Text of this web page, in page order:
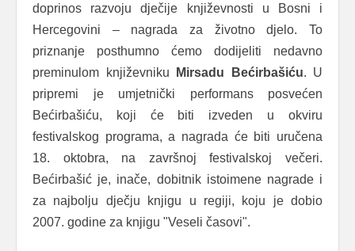
doprinos razvoju dječije književnosti u Bosni i
Hercegovini – nagrada za životno djelo. To
priznanje posthumno ćemo dodijeliti nedavno
preminulom književniku
Mirsadu Bećirbašiću. U
pripremi je umjetnički performans posvećen
Bećirbašiću, koji će biti izveden u okviru
festivalskog programa, a nagrada će biti uručena
18. oktobra, na završnoj festivalskoj večeri.
Bećirbašić je, inače, dobitnik istoimene nagrade i
za najbolju dječju knjigu u regiji, koju je dobio
2007. godine za knjigu "Veseli časovi".